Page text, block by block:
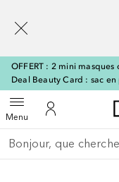
OFFERT : 2 mini masques
Deal Beauty Card : sac en
MenuOuvrir le menu
Vers Mon
Retourner
Exécuter la recherche